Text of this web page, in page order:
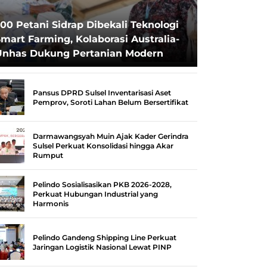
Petani Sidrap Dibekali Teknologi
Farming, Kolaborasi Australia-
Dukung Pertanian Modern
Pansus DPRD Sulsel Inventarisasi Aset
Pemprov, Soroti Lahan Belum Bersertifikat
Darmawangsyah Muin Ajak Kader Gerindra
Sulsel Perkuat Konsolidasi hingga Akar
Rumput
Pelindo Sosialisasikan PKB 2026-2028,
Perkuat Hubungan Industrial yang
Harmonis
Pelindo Gandeng Shipping Line Perkuat
Jaringan Logistik Nasional Lewat PINP